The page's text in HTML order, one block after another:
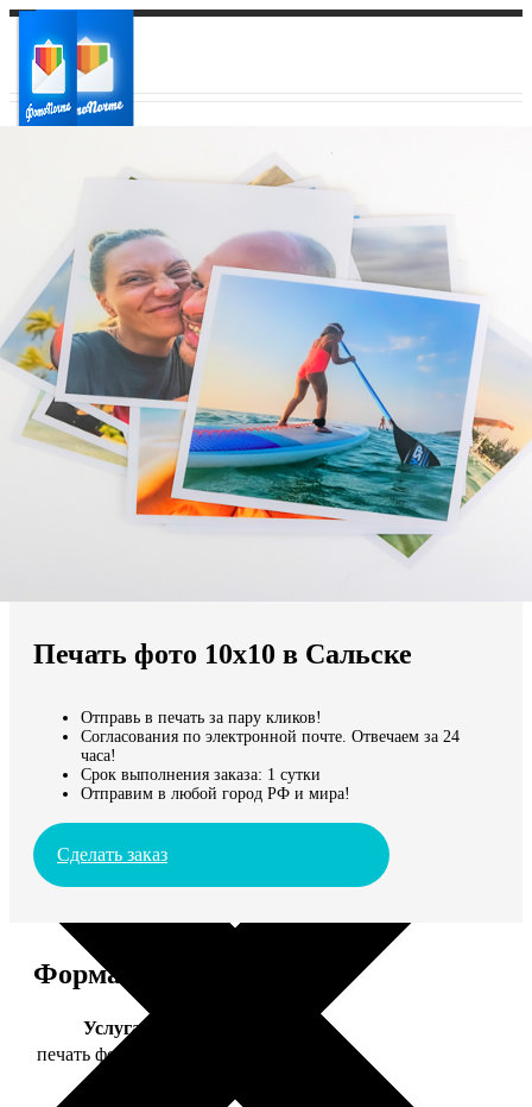
Ваш регион доставки
Выберите из списка:
Мы доставляем по всему миру
Продолжить без города
Печать фото 10х10 в Сальске
Отправь в печать за пару кликов!
Согласования по электронной почте. Отвечаем за 24
часа!
Срок выполнения заказа: 1 сутки
Отправим в любой город РФ и мира!
Сделать заказ
Форматы и цены
Услуга
печать фото 10х10